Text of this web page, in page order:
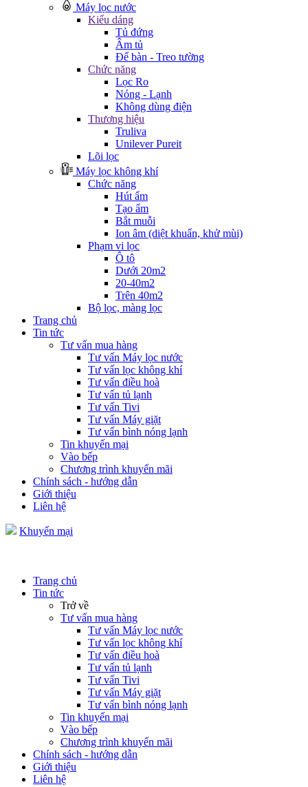
Máy lọc nước
Kiểu dáng
Tủ đứng
Âm tủ
Để bàn - Treo tường
Chức năng
Lọc Ro
Nóng - Lạnh
Không dùng điện
Thương hiệu
Truliva
Unilever Pureit
Lõi lọc
Máy lọc không khí
Chức năng
Hút ẩm
Tạo ẩm
Bắt muỗi
Ion âm (diệt khuẩn, khử mùi)
Phạm vi lọc
Ô tô
Dưới 20m2
20-40m2
Trên 40m2
Bộ lọc, màng lọc
Trang chủ
Tin tức
Tư vấn mua hàng
Tư vấn Máy lọc nước
Tư vấn lọc không khí
Tư vấn điều hoà
Tư vấn tủ lạnh
Tư vấn Tivi
Tư vấn Máy giặt
Tư vấn bình nóng lạnh
Tin khuyến mại
Vào bếp
Chương trình khuyến mãi
Chính sách - hướng dẫn
Giới thiệu
Liên hệ
Khuyến mại
Trang chủ
Tin tức
Trở về
Tư vấn mua hàng
Tư vấn Máy lọc nước
Tư vấn lọc không khí
Tư vấn điều hoà
Tư vấn tủ lạnh
Tư vấn Tivi
Tư vấn Máy giặt
Tư vấn bình nóng lạnh
Tin khuyến mại
Vào bếp
Chương trình khuyến mãi
Chính sách - hướng dẫn
Giới thiệu
Liên hệ